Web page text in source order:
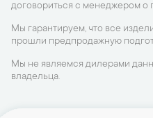
договориться с менеджером о
Мы гарантируем, что все
прошли предпродажную
Мы не являемся дилерами
владельца.